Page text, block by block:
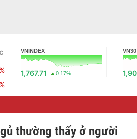
VNINDEX
1,767.71 0.17%
VN30
thường thấy ở người